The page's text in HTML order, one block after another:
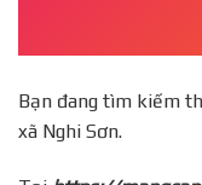
Bạn đang tìm kiếm
xã Nghi Sơn.